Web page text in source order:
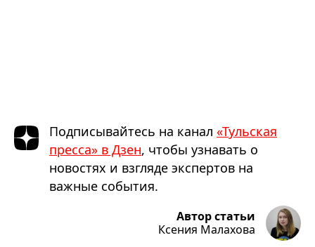
Подписывайтесь на канал «Тульская
пресса» в Дзен, чтобы узнавать о
новостях и взгляде экспертов на
важные события.
Автор статьи
Ксения Малахова